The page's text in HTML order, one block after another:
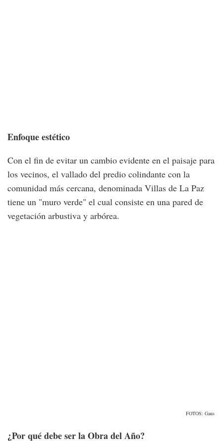
Enfoque estético
Con el fin de evitar un cambio evidente en el paisaje para
los vecinos, el vallado del predio colindante con la
comunidad más cercana, denominada Villas de La Paz
tiene un "muro verde" el cual consiste en una pared de
vegetación arbustiva y arbórea.
FOTOS: Gaus
¿Por qué debe ser la Obra del Año?